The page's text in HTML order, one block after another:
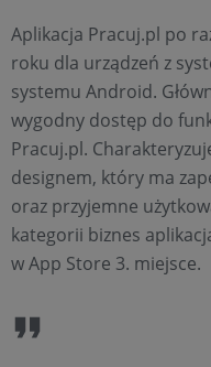
Aplikacja Pracuj.pl po
roku dla urządzeń z
systemu Android.
wygodny dostęp do
Pracuj.pl.
designem, który ma
oraz przyjemne
kategorii biznes
w App Store 3. miejsce.